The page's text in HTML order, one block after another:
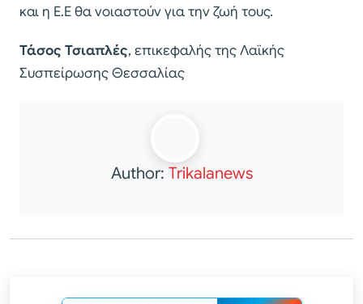
και η Ε.Ε θα νοιαστούν για την ζωή τους.
Τάσος Τσιαπλές, επικεφαλής της Λαϊκής
Συσπείρωσης Θεσσαλίας
Author: Trikalanews